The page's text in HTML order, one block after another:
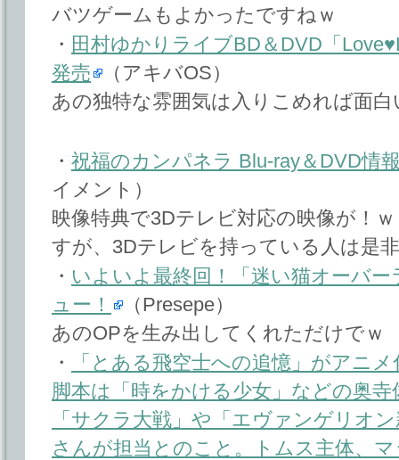
バツゲームもよかったですねｗ
・ 田村ゆかりライブBD＆DVD「
発売
（アキバOS）
あの独特な雰囲気は入りこめれば面
・ 祝福のカンパネラ Blu-ray＆DVD情
イメント）
映像特典で3Dテレビ対応の映像が！
すが、3Dテレビを持っている人は是
・ いよいよ最終回！「迷い猫オーバ
ュー！
（Presepe）
あのOPを生み出してくれただけでｗ
・
「とある飛空士への追憶」がアニ
脚本は「時をかける少女」などの奥
「サクラ大戦」や「エヴァンゲリオ
さんが担当とのこと。トムス主体、